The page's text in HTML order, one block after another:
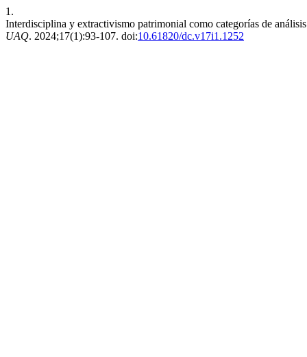
1.
Interdisciplina y extractivismo patrimonial como categorías de
UAQ. 2024;17(1):93-107. doi:10.61820/dc.v17i1.1252